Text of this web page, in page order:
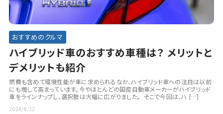
おすすめのクルマ
ハイブリッド車のおすすめ車種は？ メリットと
デメリットも紹介
燃費も含めて環境性能が車に求められるなか、ハイブリッド車への注目は以前
にも増して高まっています。今やほとんどの国産自動車メーカーがハイブリッド
車をラインナップし、選択肢は大幅に広がりました。 そこで今回は、ハ […]
2024/8/22